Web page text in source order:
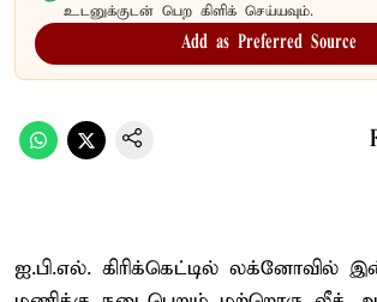
உடனுக்குடன் பெற கிளிக் செய்யவும்.
Add as Preferred Source
ஐ.பி.எல். கிரிக்கெட்டில் லக்னோவில்